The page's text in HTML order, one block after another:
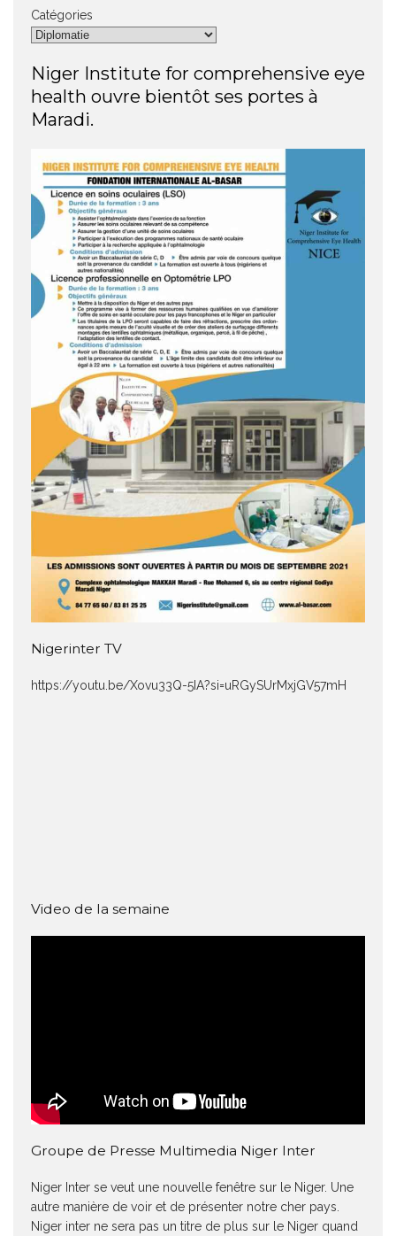
Catégories
Niger Institute for comprehensive eye
health ouvre bientôt ses portes à
Maradi.
Nigerinter TV
https://youtu.be/Xovu33Q-5IA?si=uRGySUrMxjGV57mH
Video de la semaine
Groupe de Presse Multimedia Niger Inter
Niger Inter se veut une nouvelle fenêtre sur le Niger. Une
autre manière de voir et de présenter notre cher pays.
Niger inter ne sera pas un titre de plus sur le Niger quand